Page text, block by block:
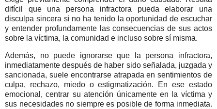
difícil que una persona infractora pueda elaborar una
disculpa sincera si no ha tenido la oportunidad de escuchar
y entender profundamente las consecuencias de sus actos
sobre la víctima, la comunidad e incluso sobre sí misma.
Además, no puede ignorarse que la persona infractora,
inmediatamente después de haber sido señalada, juzgada y
sancionada, suele encontrarse atrapada en sentimientos de
culpa, rechazo, miedo o estigmatización. En ese estado
emocional, centrar su atención únicamente en la víctima y
sus necesidades no siempre es posible de forma inmediata.